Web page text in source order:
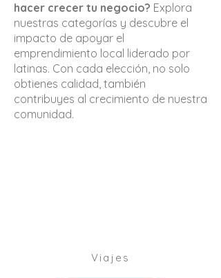
hacer crecer tu negocio? Explora
nuestras categorías y descubre el
impacto de apoyar el
emprendimiento local liderado por
latinas. Con cada elección, no solo
obtienes calidad, también
contribuyes al crecimiento de nuestra
comunidad.
Viajes